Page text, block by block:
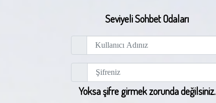
Seviyeli Sohbet Odaları
Yoksa şifre girmek zorunda değilsiniz.